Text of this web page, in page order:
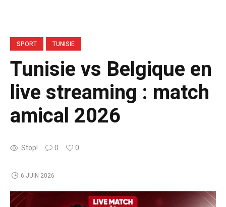
SPORT TUNISIE
Tunisie vs Belgique en
live streaming : match
amical 2026
Stop! 0 0
6 JUIN 2026